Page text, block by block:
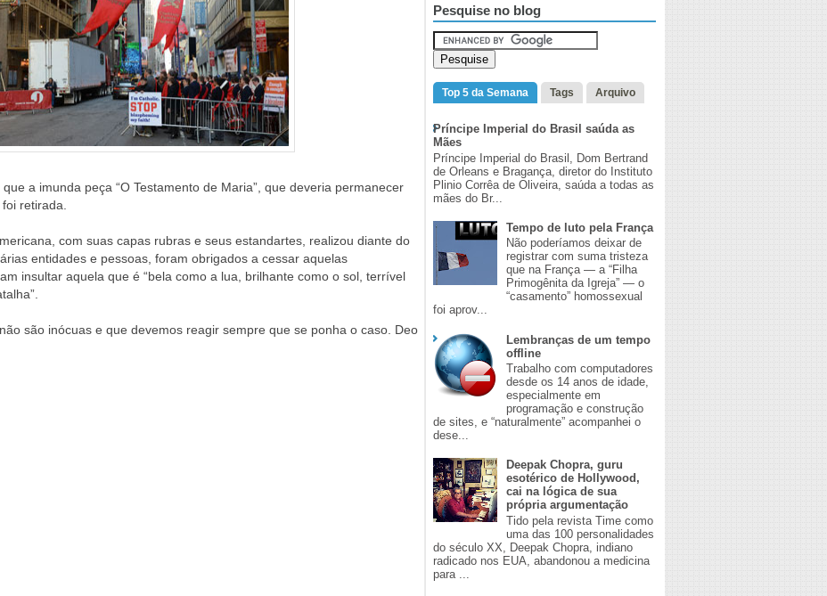
a imunda peça “O Testamento de Maria”, que deveria permanecer
retirada.
com suas capas rubras e seus estandartes, realizou diante do
entidades e pessoas, foram obrigados a cessar aquelas
insultar aquela que é “bela como a lua, brilhante como o sol, terrível
são inócuas e que devemos reagir sempre que se ponha o caso. Deo
Pesquise no blog
Top 5 da Semana Tags Arquivo
Príncipe Imperial do Brasil saúda as
Mães
Príncipe Imperial do Brasil, Dom Bertrand
de Orleans e Bragança, diretor do Instituto
Plinio Corrêa de Oliveira, saúda a todas as
mães do Br...
Tempo de luto pela França
Não poderíamos deixar de
registrar com suma tristeza
que na França — a “Filha
Primogênita da Igreja” — o
“casamento” homossexual
foi aprov...
Lembranças de um tempo
offline
Trabalho com computadores
desde os 14 anos de idade,
especialmente em
programação e construção
de sites, e “naturalmente” acompanhei o
dese...
Deepak Chopra, guru
esotérico de Hollywood,
cai na lógica de sua
própria argumentação
Tido pela revista Time como
uma das 100 personalidades
do século XX, Deepak Chopra, indiano
radicado nos EUA, abandonou a medicina
para ...